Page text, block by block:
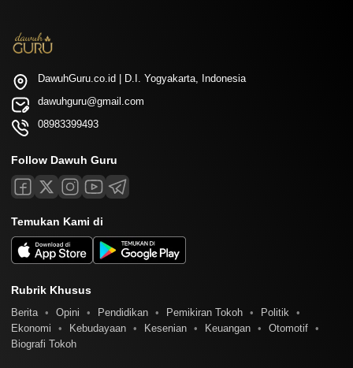
DawuhGuru.co.id | D.I. Yogyakarta, Indonesia
dawuhguru@gmail.com
08983399493
Follow Dawuh Guru
Temukan Kami di
Rubrik Khusus
Berita Opini Pendidikan Pemikiran Tokoh
Politik
Ekonomi
Kebudayaan Kesenian Keuangan
Otomotif
Biografi Tokoh